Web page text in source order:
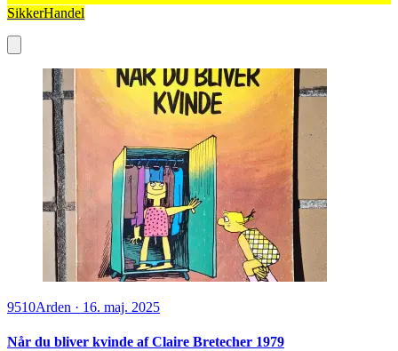
SikkerHandel
9510Arden · 16. maj. 2025
Når du bliver kvinde af Claire Bretecher 1979